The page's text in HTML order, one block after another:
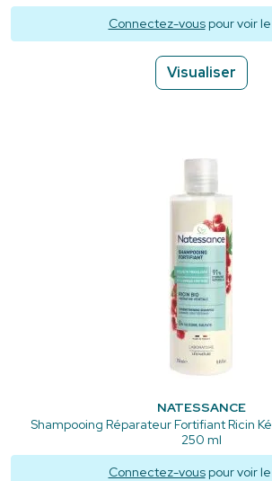
Connectez-vouspour voir
Visualiser
NATESSANCE
Shampooing Réparateur Fortifiant Ricin
250 ml
Connectez-vouspour voir